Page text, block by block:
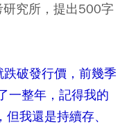
究所，提出500字
破發行價，前幾季
一整年，記得我的
我還是持續存、